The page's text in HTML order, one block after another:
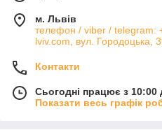
м. Львів
телефон / viber / telegram:
lviv.com, вул. Городоцька,
Контакти
Сьогодні працює з 10:00
Показати весь графік